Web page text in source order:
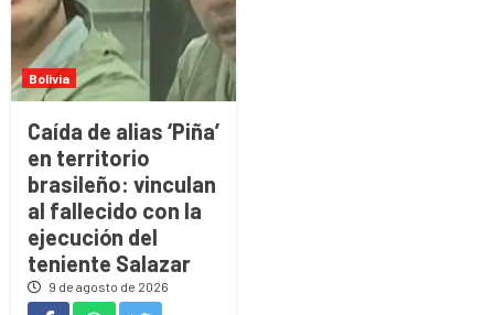
Bolivia
Caída de alias ‘Piña’
en territorio
brasileño: vinculan
al fallecido con la
ejecución del
teniente Salazar
9 de agosto de 2026